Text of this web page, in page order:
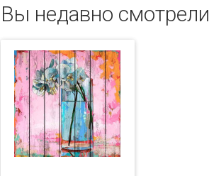
Вы недавно смотрели